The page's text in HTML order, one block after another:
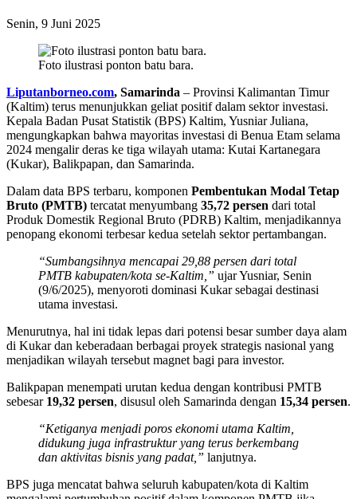
Senin, 9 Juni 2025
Foto ilustrasi ponton batu bara.
Liputanborneo.com, Samarinda – Provinsi Kalimantan Timur
(Kaltim) terus menunjukkan geliat positif dalam sektor investasi.
Kepala Badan Pusat Statistik (BPS) Kaltim, Yusniar Juliana,
mengungkapkan bahwa mayoritas investasi di Benua Etam selama
2024 mengalir deras ke tiga wilayah utama: Kutai Kartanegara
(Kukar), Balikpapan, dan Samarinda.
Dalam data BPS terbaru, komponen Pembentukan Modal Tetap
Bruto (PMTB) tercatat menyumbang 35,72 persen dari total
Produk Domestik Regional Bruto (PDRB) Kaltim, menjadikannya
penopang ekonomi terbesar kedua setelah sektor pertambangan.
“Sumbangsihnya mencapai 29,88 persen dari total
PMTB kabupaten/kota se-Kaltim,” ujar Yusniar, Senin
(9/6/2025), menyoroti dominasi Kukar sebagai destinasi
utama investasi.
Menurutnya, hal ini tidak lepas dari potensi besar sumber daya alam
di Kukar dan keberadaan berbagai proyek strategis nasional yang
menjadikan wilayah tersebut magnet bagi para investor.
Balikpapan menempati urutan kedua dengan kontribusi PMTB
sebesar 19,32 persen, disusul oleh Samarinda dengan 15,34 persen.
“Ketiganya menjadi poros ekonomi utama Kaltim,
didukung juga infrastruktur yang terus berkembang
dan aktivitas bisnis yang padat,” lanjutnya.
BPS juga mencatat bahwa seluruh kabupaten/kota di Kaltim